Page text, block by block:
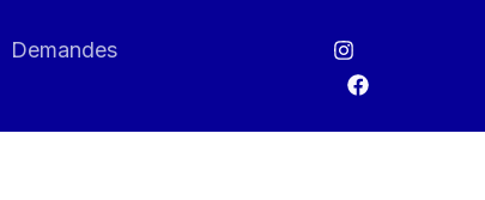
Demandes